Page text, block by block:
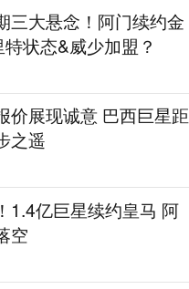
三大悬念！阿门续约金
状态&威少加盟？
价展现诚意 巴西巨星距
之遥
1.4亿巨星续约皇马 阿
空